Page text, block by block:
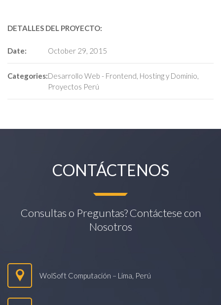
DETALLES DEL PROYECTO:
Date: October 29, 2015
Categories:Desarrollo Web - Frontend, Hosting y Dominio,
Proyectos Perú
CONTÁCTENOS
Consultas o Preguntas? Contáctese con
Nosotros
WolSoft Computación – Lima, Perú